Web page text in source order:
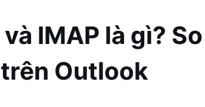
và IMAP là gì?
Outlook